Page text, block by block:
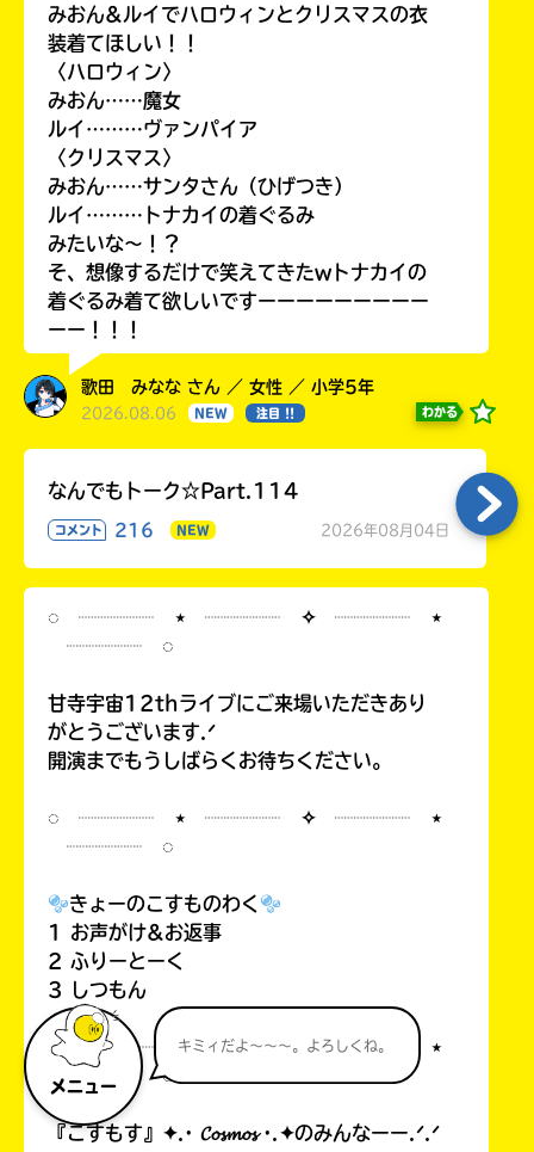
メニュー
キミィだよ～～～。よろしくね。
みおん&ルイでハロウィンとクリスマスの衣
装着てほしい！！
〈ハロウィン〉
みおん……魔女
ルイ………ヴァンパイア
〈クリスマス〉
みおん……サンタさん（ひげつき）
ルイ………トナカイの着ぐるみ
みたいな〜！？
そ、想像するだけで笑えてきたwトナカイの
着ぐるみ着て欲しいですーーーーーーーーー
ーー！！！
歌田 みなな さん ／ 女性 ／ 小学5年
2026.08.06 NEW 注目 !! わかる
なんでもトーク☆Part.114
コメント 216 NEW 2026年08月04日
◌ ┈┈┈┈ ⋆ ┈┈┈┈ ✧ ┈┈┈┈ ⋆
┈┈┈┈ ◌
甘寺宇宙12thライブにご来場いただきあり
がとうございます.ᐟ
開演までもうしばらくお待ちください。
◌ ┈┈┈┈ ⋆ ┈┈┈┈ ✧ ┈┈┈┈ ⋆
┈┈┈┈ ◌
きょーのこすものわく
1 お声がけ&お返事
2 ふりーとーく
3 しつもん
◌ ┈┈┈┈ ⋆ ┈┈┈┈ ✧ ┈┈┈┈ ⋆
┈┈┈┈ ◌
『こすもす』✦.· 𝓒𝓸𝓼𝓶𝓸𝓼 ·.✦のみんなーー.ᐟ.ᐟ